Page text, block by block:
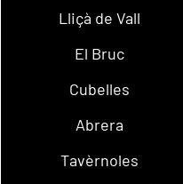
Lliçà de Vall
El Bruc
Cubelles
Abrera
Tavèrnoles